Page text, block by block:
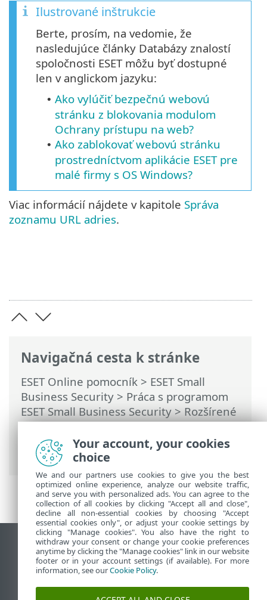
Navigačná cesta k stránke
ESET Online pomocník > ESET Small
Business Security > Práca s programom
ESET Small Business Security>Rozšírené
nastavenia>Ochrana>Ochrana
prístupu na web>Správa zoznamu URL
adries> Zoznamy adries
Ilustrované inštrukcie
Berte, prosím, na vedomie, že
nasledujúce články Databázy znalostí
spoločnosti ESET môžu byť dostupné
len v anglickom jazyku:
• Ako vylúčiť bezpečnú webovú
stránku z blokovania modulom
Ochrany prístupu na web?
• Ako zablokovať webovú stránku
prostredníctvom aplikácie ESET pre
malé firmy s OS Windows?
Viac informácií nájdete v kapitole Správa
zoznamu URL adries.
Zobraziť stránku ako na počítači
End of Life
Databáza znalostí ESET
ESET Fórum
Your account, your cookies
choice
We and our partners use cookies to give you the best
optimized online experience, analyze our website traffic,
and serve you with personalized ads. You can agree to the
collection of all cookies by clicking "Accept all and close",
decline all non-essential cookies by choosing "Accept
essential cookies only", or adjust your cookie settings by
clicking "Manage cookies". You also have the right to
withdraw your consent or change your cookie preferences
anytime by clicking the "Manage cookies" link in our website
footer or in your account settings (if available). For more
information, see ourCookie Policy.